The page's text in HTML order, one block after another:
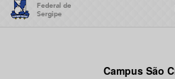
Campus São